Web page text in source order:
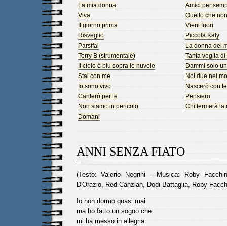
La mia donna
Viva
Il giorno prima
Risveglio
Parsifal
Terry B (strumentale)
Il cielo è blu sopra le nuvole
Stai con me
Io sono vivo
Canterò per te
Non siamo in pericolo
Domani
Amici per
Quello che
Vieni fuori
Piccola Katy
La donna del
Tanta voglia di
Dammi solo
Noi due nel
Nascerò con te
Pensiero
Chi fermerà la
ANNI SENZA FIATO
(Testo: Valerio Negrini - Musica: Roby
D'Orazio, Red Canzian, Dodi Battaglia, Roby
Io non dormo quasi mai
ma ho fatto un sogno che
mi ha messo in allegria